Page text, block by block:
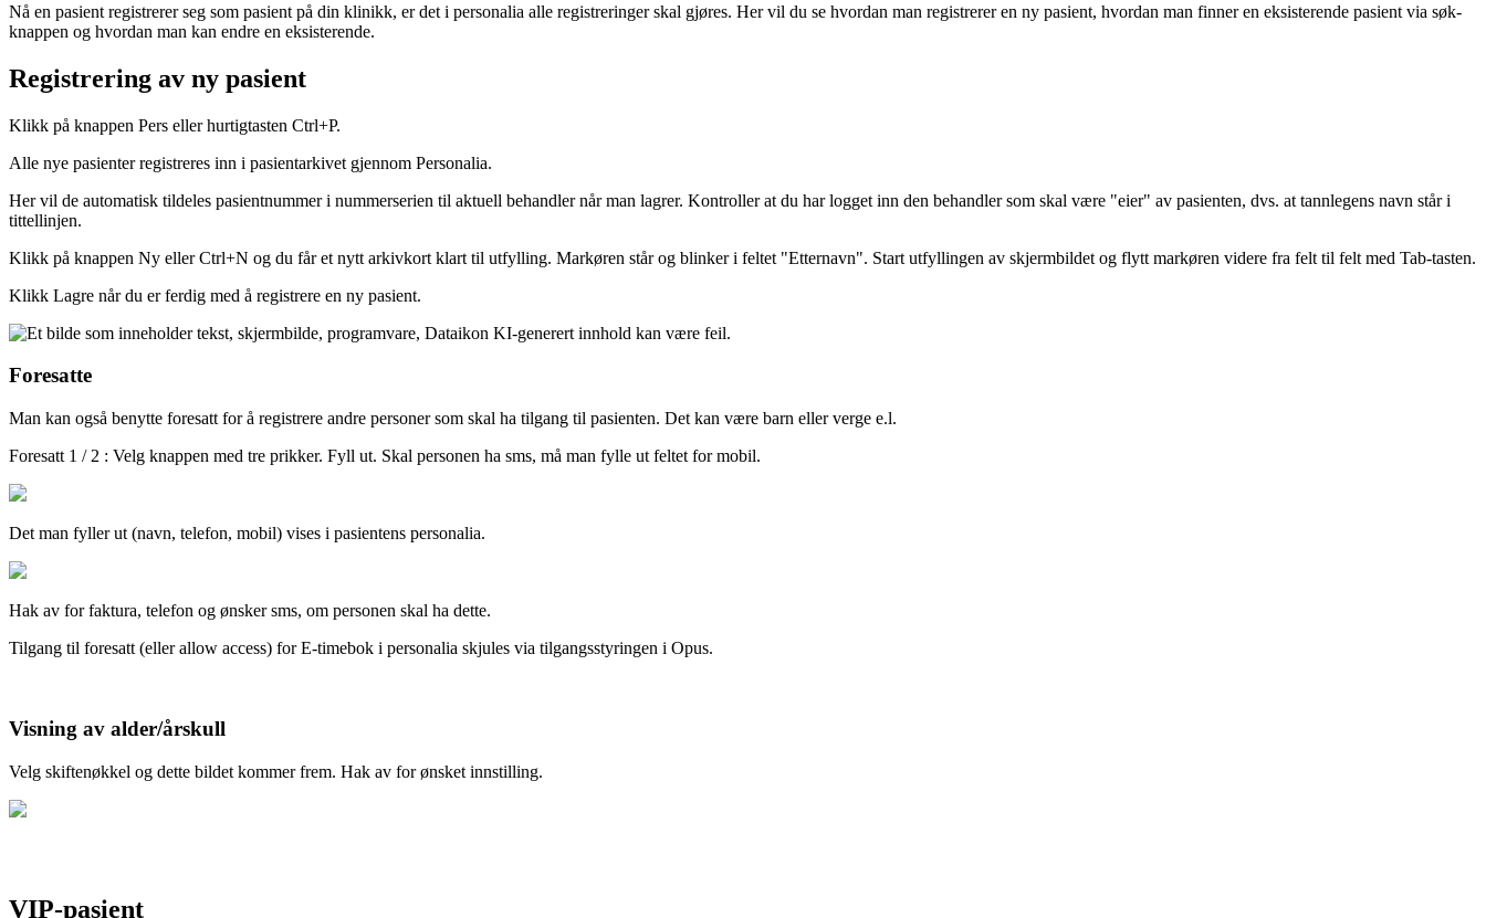
Nå en pasient registrerer seg som pasient på din klinikk, er det i personalia alle registreringer skal gjøres. Her vil du se hvordan man registrerer en ny pasient, hvordan man finner en eksisterende pasient via søk-
knappen og hvordan man kan endre en eksisterende.
Registrering av ny pasient
Klikk på knappen Pers eller hurtigtasten Ctrl+P.
Alle nye pasienter registreres inn i pasientarkivet gjennom Personalia.
Her vil de automatisk tildeles pasientnummer i nummerserien til aktuell behandler når man lagrer. Kontroller at du har logget inn den behandler som skal være "eier" av pasienten, dvs. at tannlegens navn står i
tittellinjen.
Klikk på knappen Ny eller Ctrl+N og du får et nytt arkivkort klart til utfylling. Markøren står og blinker i feltet "Etternavn". Start utfyllingen av skjermbildet og flytt markøren videre fra felt til felt med Tab-tasten.
Klikk Lagre når du er ferdig med å registrere en ny pasient.
Foresatte
Man kan også benytte foresatt for å registrere andre personer som skal ha tilgang til pasienten. Det kan være barn eller verge e.l.
Foresatt 1 / 2 : Velg knappen med tre prikker. Fyll ut. Skal personen ha sms, må man fylle ut feltet for mobil.
Det man fyller ut (navn, telefon, mobil) vises i pasientens personalia.
Hak av for faktura, telefon og ønsker sms, om personen skal ha dette.
Tilgang til foresatt (eller allow access) for E-timebok i personalia skjules via tilgangsstyringen i Opus.
Visning av alder/årskull
Velg skiftenøkkel og dette bildet kommer frem. Hak av for ønsket innstilling.
VIP-pasient